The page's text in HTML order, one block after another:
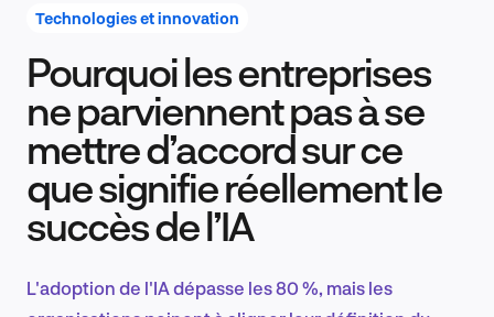
Recherche et conception produit
Tendances sectorielles
Technologies et innovation
Pourquoi les entreprises
ne parviennent pas à se
mettre d’accord sur ce
que signifie réellement le
succès de l’IA
L'adoption de l'IA dépasse les 80 %, mais les